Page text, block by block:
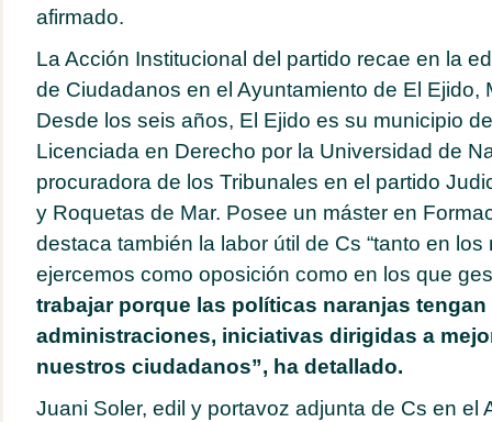
afirmado.
La Acción Institucional del partido recae en la
de Ciudadanos en el Ayuntamiento de El Ejido,
Desde los seis años, El Ejido es su municipio
Licenciada en Derecho por la Universidad de
procuradora de los Tribunales en el partido
y Roquetas de Mar. Posee un máster en
destaca también la labor útil de Cs “tanto en
ejercemos como oposición como en los que
trabajar porque las políticas naranjas
administraciones, iniciativas dirigidas a
nuestros ciudadanos”, ha detallado.
Juani Soler, edil y portavoz adjunta de Cs en el